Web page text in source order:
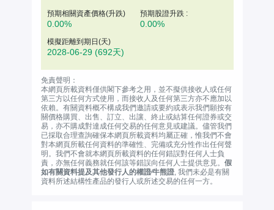
預期相關資產價格(升跌)
0.00%
預期股證升跌 :
0.00%
模擬距離到期日(天)
2028-06-29 (692天)
免責聲明：
本網頁所載資料僅供閣下參考之用，並不擬供接收人或任何
第三方以任何方式使用，而接收人及任何第三方亦不應加以
依賴。有關資料概不構成我們邀請或要約或表示我們願按有
關價格購買、出售、訂立、出讓、終止或結算任何證券或交
易，亦不購成對達成任何交易的任何意見或建議。儘管我們
已採取合理查詢確保本網頁所載資料均屬正確，惟我們不會
對本網頁所載任何資料的準確性、完備或充分性作出任何聲
明。我們不會就本網頁所載資料的任何錯誤對任何人士負
責，亦無任何義務就任何該等錯誤向任何人士提供意見。 假
如有關資料提及其他發行人的權證∕牛熊證, 我們未必是有關
資料所述結構性產品的發行人或所述交易的任何一方。